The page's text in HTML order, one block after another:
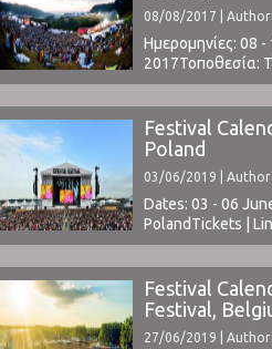
08/08/2017 |
Ημερομηνίες: 08
2017Τοποθεσία:
Εισιτηρίου: €
Festival
Poland
03/06/2019 |
Dates: 03 - 06
PolandTickets |
Festival
Festival,
27/06/2019 |